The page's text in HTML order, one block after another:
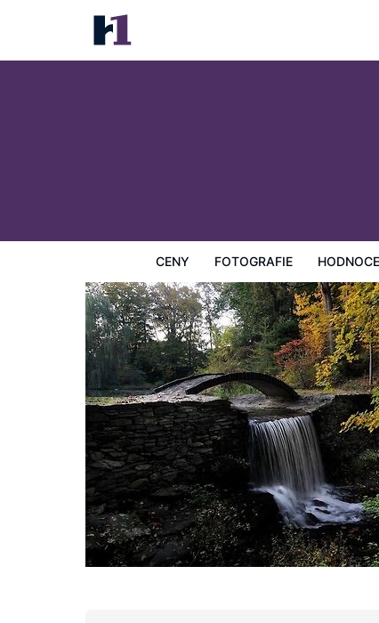
CENY FOTOGRAFIE
Buttermilk Falls Inn
Ceny Fotografie